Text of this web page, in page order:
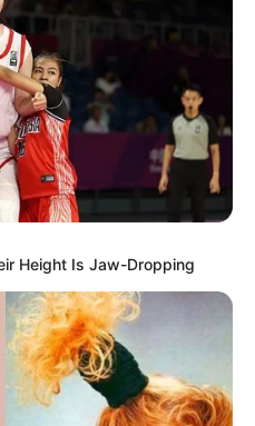
ΟΡΟΙ ΧΡΗΣΗΣ
Γιώργου Κουτσελίνη
Height Is Jaw-Dropping